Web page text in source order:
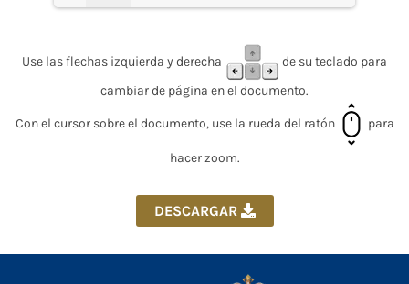
Loading PDF 40% ...
Use las flechas izquierda y derecha
de su teclado para
cambiar de página en el documento.
Con el cursor sobre el documento, use la rueda del ratón para
hacer zoom.
DESCARGAR